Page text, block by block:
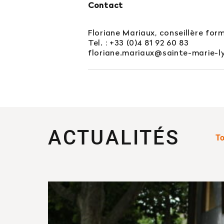
Contact
Floriane Mariaux, conseillère
Tel. : +33 (0)4 81 92 60 83
floriane.mariaux@sainte-marie-
ACTUALITÉS